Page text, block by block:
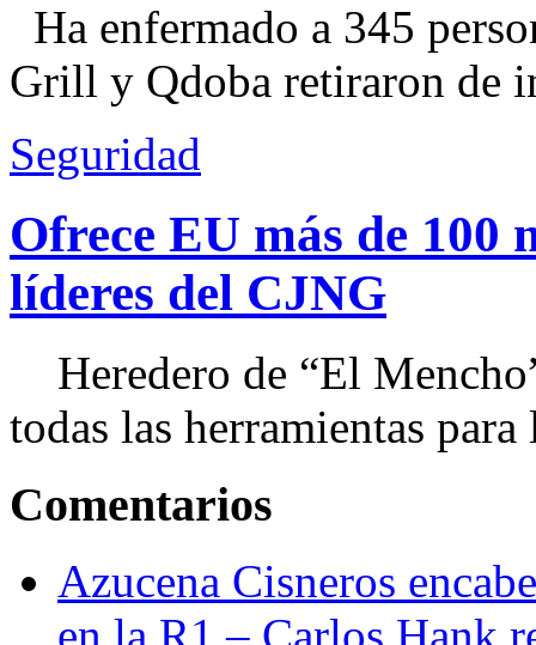
Ha enfermado a 345
Grill y Qdoba retiraron de
Seguridad
Ofrece EU más de 100
líderes del CJNG
Heredero de “El
todas las herramientas
Comentarios
Azucena Cisneros